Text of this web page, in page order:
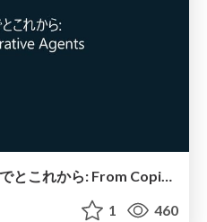
GitHub Copilot のこれまでとこれから: From Copilot to Collaborative Agents
1 460